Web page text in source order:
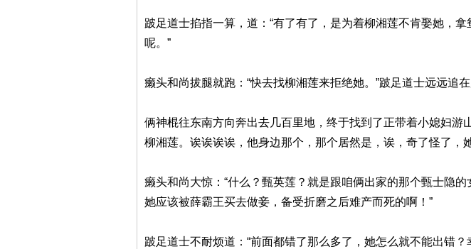
跛足道士掐指一算，道：“有了有了，是为着柳湘莲不肯娶她，
呢。”
癞头和尚拔腿就跑：“快去找柳湘莲来拒绝她。”跛足道士远远追
俩神棍往东南方向奔出去几百里地，终于找到了正带着小媳妇
柳湘莲。诶诶诶诶，他身边那个，那个居然是，诶，奇了怪了，
癞头和尚大惊：“什么？甄英莲？就是跟咱俩出家的那个甄士隐
她应该被薛霸王买去做妾，备受折磨之后难产而死的啊！”
跛足道士不耐烦道：“前面都错了那么多了，她怎么就不能出错